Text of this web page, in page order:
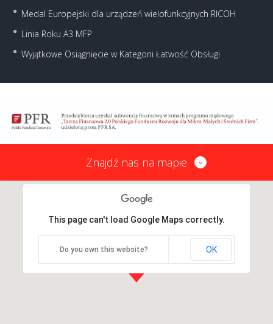
Medal Europejski dla urządzeń wielofunkcyjnych RICOH
Linia Roku A3 MFP
Wyjątkowe Osiągnięcie w Kategorii Łatwość Obsługi
Znajdź nas na mapie
This page can't load Google Maps correctly.
Do you own this website? OK